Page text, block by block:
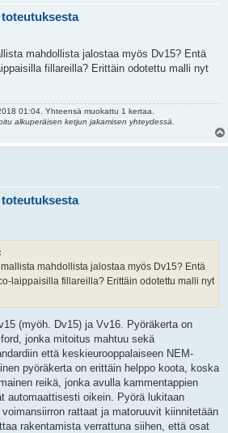
mahdollista jalostaa myös Dv15? Entä
fillareilla? Erittäin odotettu malli nyt
01:04. Yhteensä muokattu 1 kertaa.
alkuperäisen ketjun jakamisen yhteydessä.
mahdollista jalostaa myös Dv15? Entä
laippaisilla fillareilla? Erittäin odotettu malli nyt
(myöh. Dv15) ja Vv16. Pyöräkerta on
jonka mitoitus mahtuu sekä
että keskieurooppalaiseen NEM-
pyöräkerta on erittäin helppo koota, koska
reikä, jonka avulla kammentappien
automaattisesti oikein. Pyörä lukitaan
rattaat ja matoruuvit kiinnitetään
rakentamista verrattuna siihen, että osat